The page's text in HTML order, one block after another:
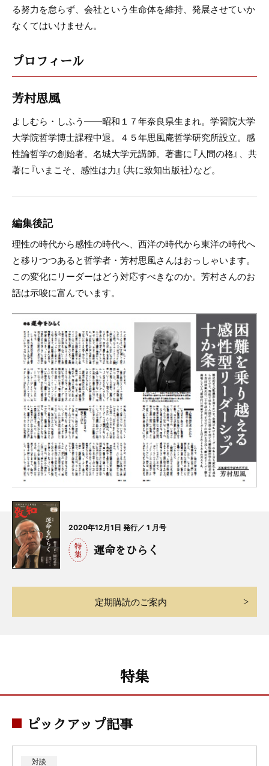
る努力を怠らず、会社という生命体を維持、発展させていか
なくてはいけません。
プロフィール
芳村思風
よしむら・しふう――昭和１７年奈良県生まれ。学習院大学
大学院哲学博士課程中退。４５年思風庵哲学研究所設立。感
性論哲学の創始者。名城大学元講師。著書に『人間の格』、共
著に『いまこそ、感性は力』（共に致知出版社）など。
編集後記
理性の時代から感性の時代へ、西洋の時代から東洋の時代へ
と移りつつあると哲学者・芳村思風さんはおっしゃいます。
この変化にリーダーはどう対応すべきなのか。芳村さんのお
話は示唆に富んでいます。
2020年12月1日 発行／ 1 月号
運命をひらく
定期購読のご案内
特集
ピックアップ記事
対談